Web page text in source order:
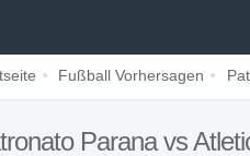
Fußball Vorhersagen
Parana vs